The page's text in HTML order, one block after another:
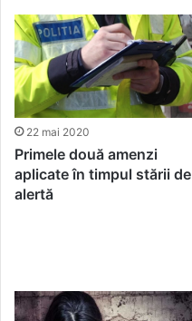
22 mai 2020
Primele două amenzi
aplicate în timpul stării de
alertă